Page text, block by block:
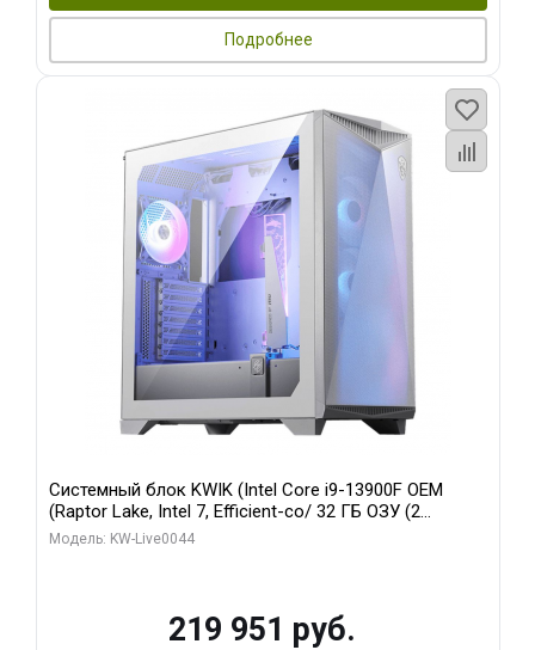
Подробнее
Системный блок KWIK (Intel Core i9-13900F OEM
(Raptor Lake, Intel 7, Efficient-co/ 32 ГБ ОЗУ (2
модуля)/ Gigabyte RTX5070Ti AERO OC 16GB GDDR7
Модель: KW-Live0044
219 951 руб.